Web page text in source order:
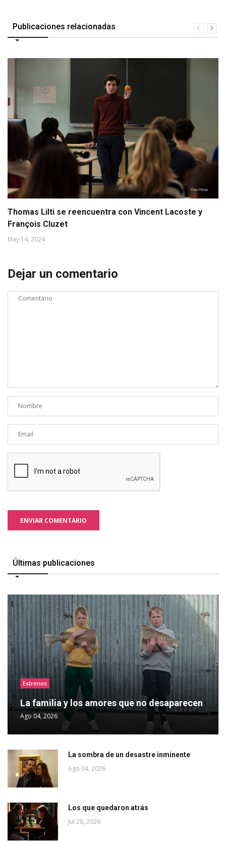
Publicaciones relacionadas
Thomas Lilti se reencuentra con Vincent Lacoste y
François Cluzet
May 14, 2024
Dejar un comentario
ENVIAR COMENTARIO
Últimas publicaciones
Estrenos
La familia y los amores que no desaparecen
Ago 04, 2026
La sombra de un desastre inminente
Ago 04, 2026
Los que quedaron atrás
Jul 28, 2026